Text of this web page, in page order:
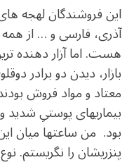
این فروشندگان لهجه­
آذری، فارسی و … از همه
هست. اما آزار دهنده­
معتاد و مواد فروش
بیماری­های پوستیِ شدید
بود. من ساعت­ها میان
پنزری­شان را نگریستم.